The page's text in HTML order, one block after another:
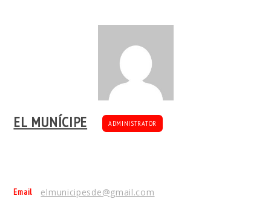
EL MUNÍCIPE ADMINISTRATOR
Email elmunicipesde@gmail.com